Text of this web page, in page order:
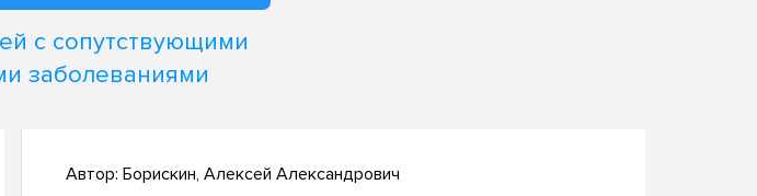
с сопутствующими
заболеваниями
Автор: Борискин, Алексей Александрович